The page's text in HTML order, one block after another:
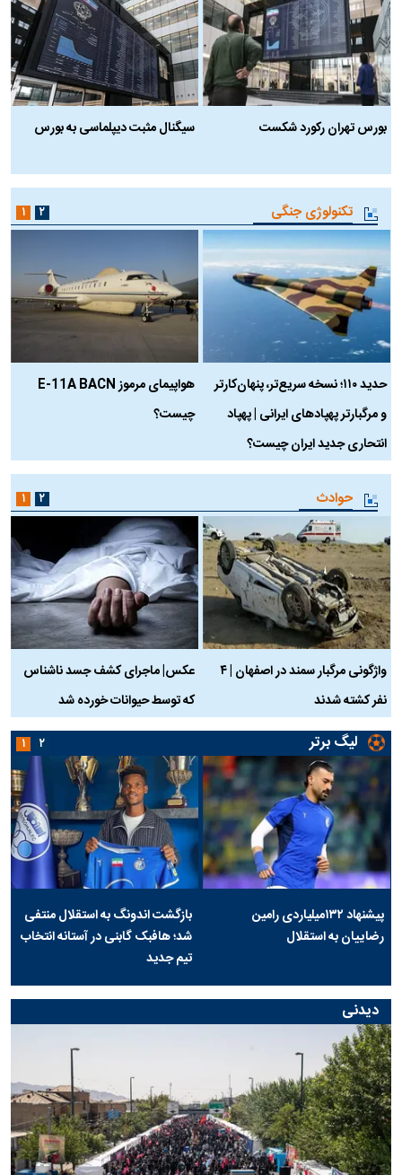
بورس تهران رکورد شکست
سیگنال مثبت دیپلماسی به بورس
تکنولوژی جنگی
حدید ۱۱۰؛ نسخه سریع‌تر، پنهان‌کارتر
و مرگبارتر پهپادهای ایرانی | پهپاد
انتحاری جدید ایران چیست؟
هواپیمای مرموز E-11A BACN
چیست؟
۱ ۲
حوادث
واژگونی مرگبار سمند در اصفهان | ۴
نفر کشته شدند
عکس| ماجرای کشف جسد ناشناس
که توسط حیوانات خورده شد
۱ ۲
لیگ برتر
پیشنهاد ۱۳۲میلیاردی رامین
رضاییان به استقلال
بازگشت اندونگ به استقلال منتفی
شد؛ هافبک گابنی در آستانه انتخاب
تیم جدید
۱ ۲
دیدنی